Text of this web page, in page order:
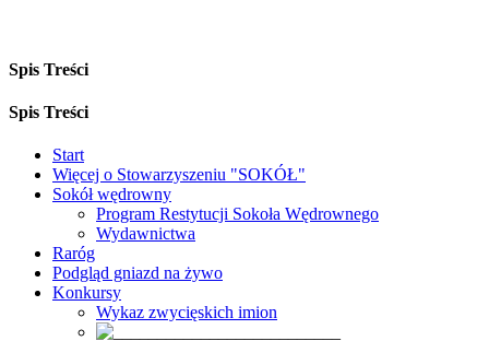
Spis Treści
Spis Treści
Start
Więcej o Stowarzyszeniu "SOKÓŁ"
Sokół wędrowny
Program Restytucji Sokoła Wędrownego
Wydawnictwa
Raróg
Podgląd gniazd na żywo
Konkursy
Wykaz zwycięskich imion